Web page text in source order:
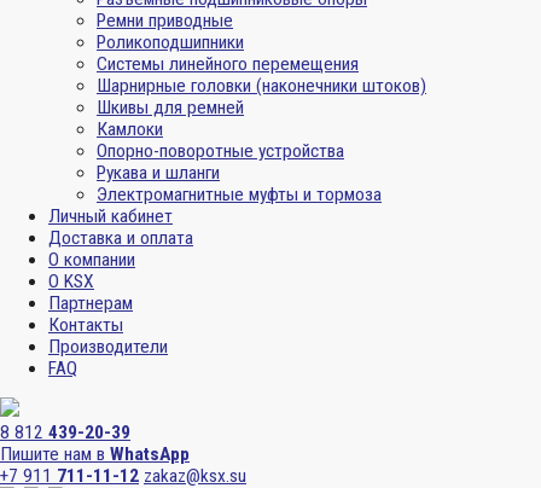
Ремни приводные
Роликоподшипники
Системы линейного перемещения
Шарнирные головки (наконечники штоков)
Шкивы для ремней
Камлоки
Опорно-поворотные устройства
Рукава и шланги
Электромагнитные муфты и тормоза
Личный кабинет
Доставка и оплата
О компании
О KSX
Партнерам
Контакты
Производители
FAQ
8 812 439-20-39
Пишите нам в WhatsApp
+7 911 711-11-12 zakaz@ksx.su